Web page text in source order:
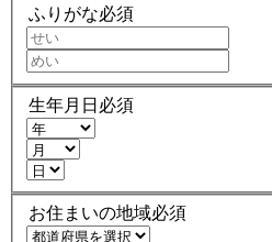
ふりがな必須
生年月日 必須
お住まいの地域必須